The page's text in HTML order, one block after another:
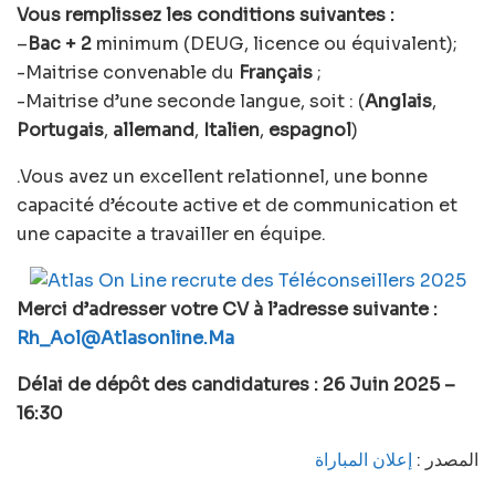
Vous remplissez les conditions suivantes :
–Bac + 2 minimum (DEUG, licence ou équivalent);
-Maitrise convenable du Français;
-Maitrise d’une seconde langue, soit : (Anglais,
Portugais, allemand, Italien, espagnol)
.Vous avez un excellent relationnel, une bonne
capacité d’écoute active et de communication et
une capacite a travailler en équipe.
Merci d’adresser votre CV à l’adresse suivante :
Rh_Aol@Atlasonline.Ma
Délai de dépôt des candidatures : 26 Juin 2025 –
16:30
المصدر : إعلان المباراة